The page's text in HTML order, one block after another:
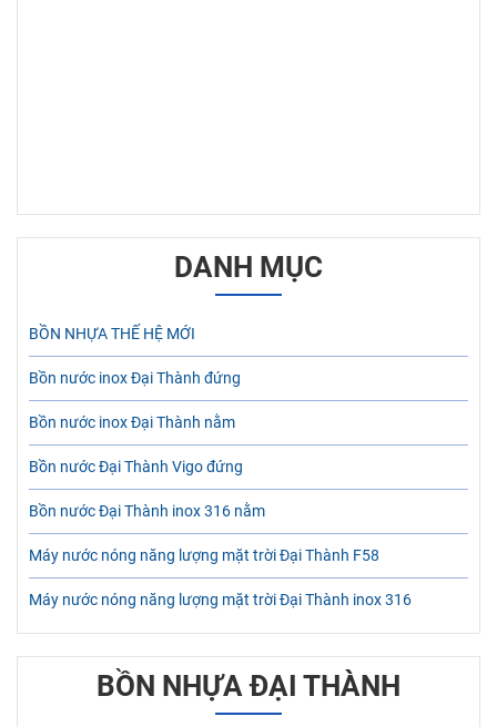
DANH MỤC
BỒN NHỰA THẾ HỆ MỚI
Bồn nước inox Đại Thành đứng
Bồn nước inox Đại Thành nằm
Bồn nước Đại Thành Vigo đứng
Bồn nước Đại Thành inox 316 nằm
Máy nước nóng năng lượng mặt trời Đại Thành F58
Máy nước nóng năng lượng mặt trời Đại Thành inox 316
BỒN NHỰA ĐẠI THÀNH